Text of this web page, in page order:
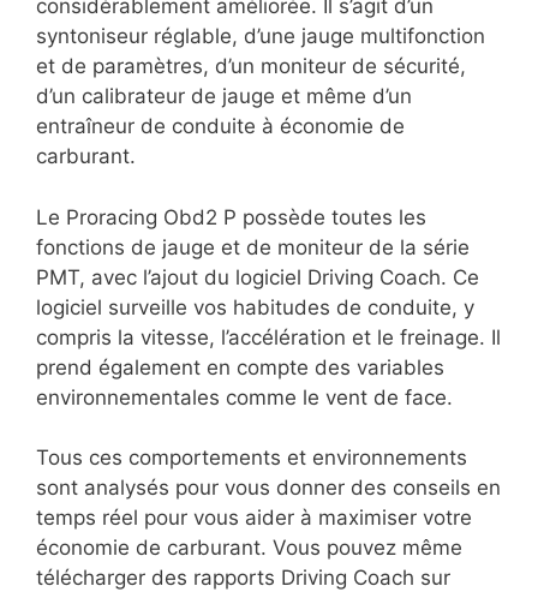
considérablement améliorée. Il s’agit d’un
syntoniseur réglable, d’une jauge multifonction
et de paramètres, d’un moniteur de sécurité,
d’un calibrateur de jauge et même d’un
entraîneur de conduite à économie de
carburant.
Le Proracing Obd2 P possède toutes les
fonctions de jauge et de moniteur de la série
PMT, avec l’ajout du logiciel Driving Coach. Ce
logiciel surveille vos habitudes de conduite, y
compris la vitesse, l’accélération et le freinage. Il
prend également en compte des variables
environnementales comme le vent de face.
Tous ces comportements et environnements
sont analysés pour vous donner des conseils en
temps réel pour vous aider à maximiser votre
économie de carburant. Vous pouvez même
télécharger des rapports Driving Coach sur